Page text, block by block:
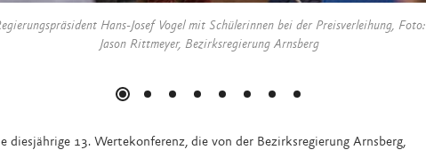
Hans-Josef Vogel mit Schülerinnen bei der Preisverleihung, Foto:
Jason Rittmeyer, Bezirksregierung Arnsberg
diesjährige 13. Wertekonferenz, die von der Bezirksregierung Arnsberg,